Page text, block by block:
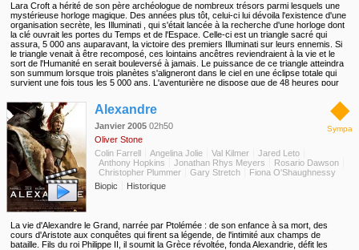
Lara Croft a hérité de son père archéologue de nombreux trésors parmi lesquels une
mystérieuse horloge magique. Des années plus tôt, celui-ci lui dévoila l'existence d'une
organisation secrète, les Illuminati , qui s'était lancée à la recherche d'une horloge dont
la clé ouvrait les portes du Temps et de l'Espace. Celle-ci est un triangle sacré qui
assura, 5 000 ans auparavant, la victoire des premiers Illuminati sur leurs ennemis. Si
le triangle venait à être recomposé, ces lointains ancêtres reviendraient à la vie et le
sort de l'Humanité en serait bouleversé à jamais. Le puissance de ce triangle atteindra
son summum lorsque trois planètes s'aligneront dans le ciel en une éclipse totale qui
survient une fois tous les 5 000 ans. L'aventurière ne dispose que de 48 heures pour
◆
Sympa
Alexandre
Janvier 2005 02h50
Oliver Stone
Colin Farrell
Angelina Jolie Val Kilmer
Jared Leto
Anthony Hopkins
Jonathan Rhys Meyers
Rosario Dawson
Christopher Plummer
Gary Stretch
Fiona O'Shaughnessy
Biopic
Historique
La vie d'Alexandre le Grand, narrée par Ptolémée : de son enfance à sa mort, des
cours d'Aristote aux conquêtes qui firent sa légende, de l'intimité aux champs de
bataille. Fils du roi Philippe II, il soumit la Grèce révoltée, fonda Alexandrie, défit les